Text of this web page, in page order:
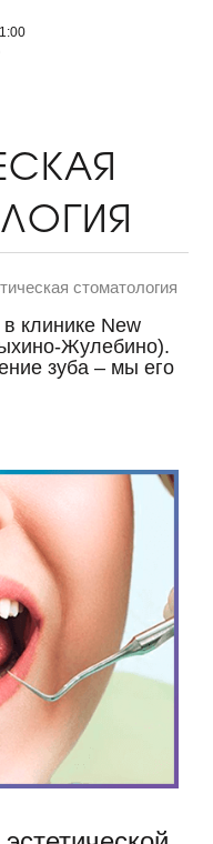
стоматология
в клинике New
Жулебино).
зуба – мы его